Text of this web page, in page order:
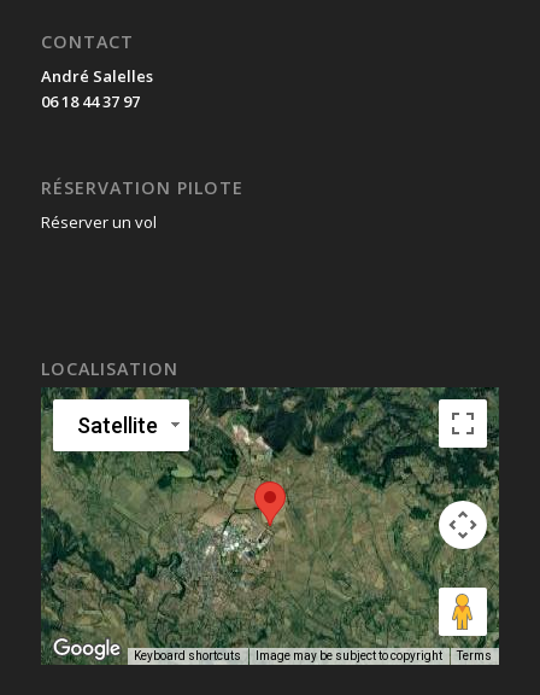
CONTACT
André Salelles
06 18 44 37 97
RÉSERVATION PILOTE
Réserver un vol
LOCALISATION
Satellite
Keyboard shortcuts Image may be subject to copyright Terms